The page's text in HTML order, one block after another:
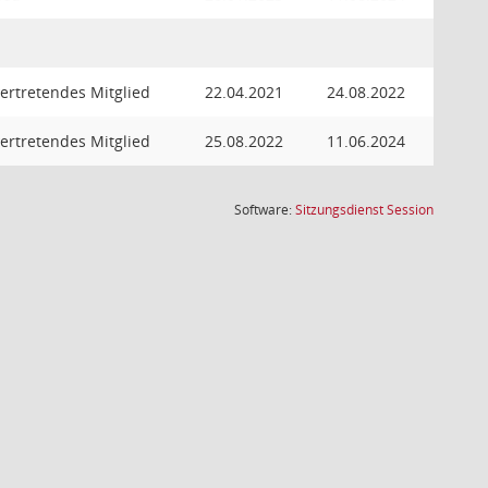
Mitglied 22.04.2021 24.08.2022
Mitglied 25.08.2022 11.06.2024
Software:SitzungsdienstSession(Wird in